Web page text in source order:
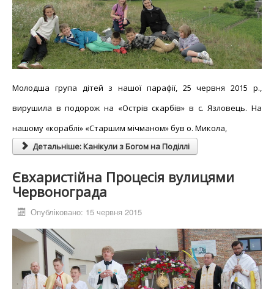
Молодша група дітей з нашої парафії, 25 червня 2015 р.,
вирушила в подорож на «Острів скарбів» в с. Язловець. На
нашому «кораблі» «Старшим мічманом» був о. Микола,
Детальніше: Канікули з Богом на Поділлі
Євхаристійна Процесія вулицями
Червонограда
Опубліковано: 15 червня 2015